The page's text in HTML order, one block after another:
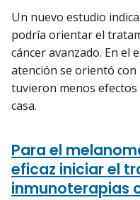
Un nuevo estudio
podría orientar el
cáncer avanzado. En el
atención se orientó
tuvieron menos efectos
casa.
Para el
eficaz iniciar el
inmunoterapias